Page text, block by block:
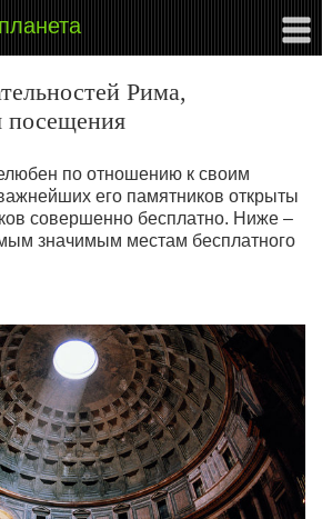
Рима,
посещения
по отношению к своим
его памятников открыты
совершенно бесплатно. Ниже –
значимым местам бесплатного